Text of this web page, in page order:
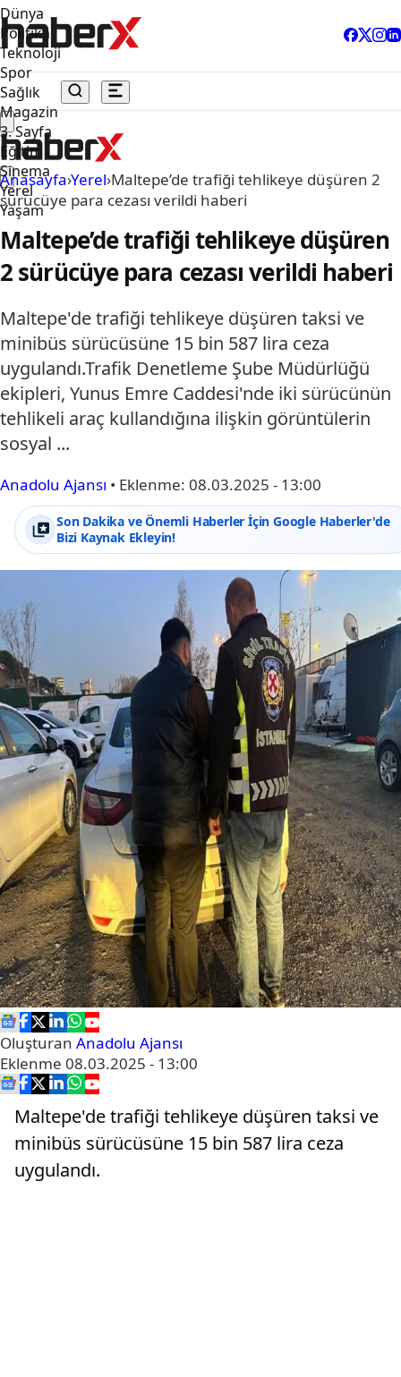
Dünya
Politika
Teknoloji
Spor
Sağlık
Magazin
3. Sayfa
Eğitim
Sinema
Yerel
Yaşam
Anasayfa›Yerel›Maltepe’de trafiği tehlikeye düşüren 2
sürücüye para cezası verildi haberi
Maltepe’de trafiği tehlikeye düşüren
2 sürücüye para cezası verildi haberi
Maltepe'de trafiği tehlikeye düşüren taksi ve
minibüs sürücüsüne 15 bin 587 lira ceza
uygulandı.Trafik Denetleme Şube Müdürlüğü
ekipleri, Yunus Emre Caddesi'nde iki sürücünün
tehlikeli araç kullandığına ilişkin görüntülerin
sosyal ...
Anadolu Ajansı • Eklenme: 08.03.2025 - 13:00
Son Dakika ve Önemli Haberler İçin Google Haberler'de
Bizi Kaynak Ekleyin!
Oluşturan Anadolu Ajansı
Eklenme 08.03.2025 - 13:00
Maltepe'de trafiği tehlikeye düşüren taksi ve
minibüs sürücüsüne 15 bin 587 lira ceza
uygulandı.